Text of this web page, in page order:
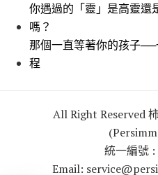
你遇過的「靈」是高靈還
嗎？
那個一直等著你的孩子
程
All Right Reserved
統一編號
Email: